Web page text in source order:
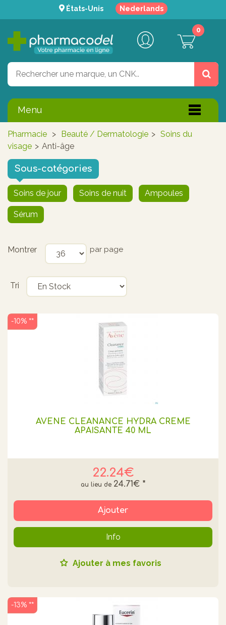
États-Unis Nederlands
0
Menu
Pharmacie > Beauté / Dermatologie > Soins du
visage > Anti-âge
Sous-catégories
Soins de jour Soins de nuit Ampoules
Sérum
Montrer par page
Tri
AVENE CLEANANCE HYDRA CREME
APAISANTE 40 ML
22.24€
24.71€ *
-10% **
Ajouter
Info
Ajouter à mes favoris
-13% **